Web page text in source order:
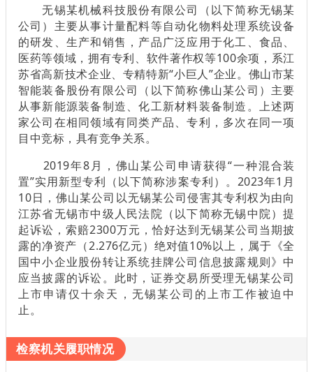
无锡某机械科技股份有限公司（以下简称无锡某
公司）主要从事计量配料等自动化物料处理系统设备
的研发、生产和销售，产品广泛应用于化工、食品、
医药等领域，拥有专利、软件著作权等100余项，系江
苏省高新技术企业、专精特新“小巨人”企业。佛山市某
智能装备股份有限公司（以下简称佛山某公司）主要
从事新能源装备制造、化工新材料装备制造。上述两
家公司在相同领域有同类产品、专利，多次在同一项
目中竞标，具有竞争关系。
2019年8月，佛山某公司申请获得“一种混合装
置”实用新型专利（以下简称涉案专利）。2023年1月
10日，佛山某公司以无锡某公司侵害其专利权为由向
江苏省无锡市中级人民法院（以下简称无锡中院）提
起诉讼，索赔2300万元，恰好达到无锡某公司当期披
露的净资产（2.276亿元）绝对值10%以上，属于《全
国中小企业股份转让系统挂牌公司信息披露规则》中
应当披露的诉讼。此时，证券交易所受理无锡某公司
上市申请仅十余天，无锡某公司的上市工作被迫中
止。
检察机关履职情况